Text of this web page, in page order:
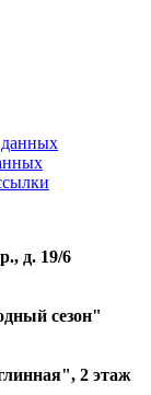
данных
д. 19/6
сезон"
2 этаж